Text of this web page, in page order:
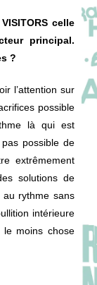
celle
principal.
?
l’attention sur
possible
là qui est
possible de
extrêmement
solutions de
au rythme sans
intérieure
le moins chose